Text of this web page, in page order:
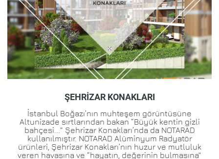
ŞEHRİZAR KONAKLARI
İstanbul Boğazı’nın muhteşem görüntüsüne
Altunizade sırtlarından bakan “Büyük kentin gizli
bahçesi...” Şehrizar Konakları’nda da NOTARAD
kullanılmıştır. NOTARAD Alüminyum Radyatör
ürünleri, Şehrizar Konakları’nın huzur ve mutluluk
veren havasına ve “hayatın, değerinin bulmasına”